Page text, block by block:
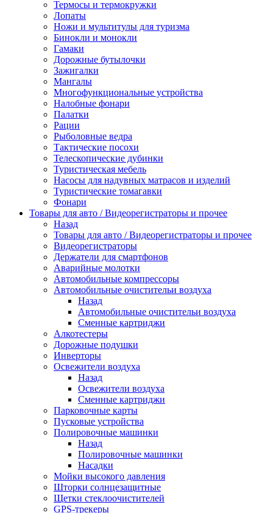
Термосы и термокружки
Лопаты
Ножи и мультитулы для туризма
Бинокли и монокли
Гамаки
Дорожные бутылочки
Зажигалки
Мангалы
Многофункциональные устройства
Налобные фонари
Палатки
Рации
Рыболовные ведра
Тактические посохи
Телескопические дубинки
Туристическая мебель
Насосы для надувных матрасов и изделий
Туристические томагавки
Фонари
Товары для авто / Видеорегистраторы и прочее
Назад
Товары для авто / Видеорегистраторы и прочее
Видеорегистраторы
Держатели для смартфонов
Аварийные молотки
Автомобильные компрессоры
Автомобильные очистительи воздуха
Назад
Автомобильные очистительи воздуха
Сменные картриджи
Алкотестеры
Дорожные подушки
Инверторы
Освежители воздуха
Назад
Освежители воздуха
Сменные картриджи
Парковочные карты
Пусковые устройства
Полировочные машинки
Назад
Полировочные машинки
Насадки
Мойки высокого давления
Шторки солнцезащитные
Щетки стеклоочистителей
GPS-трекеры